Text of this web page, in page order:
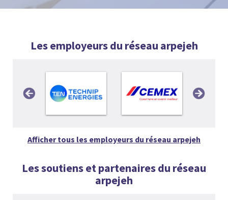
Les employeurs du réseau arpejeh
Afficher tous les employeurs du réseau arpejeh
Les soutiens et partenaires du réseau
arpejeh